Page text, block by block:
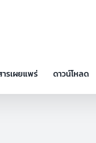
ารเผยแพร่ ดาวน์โหลด